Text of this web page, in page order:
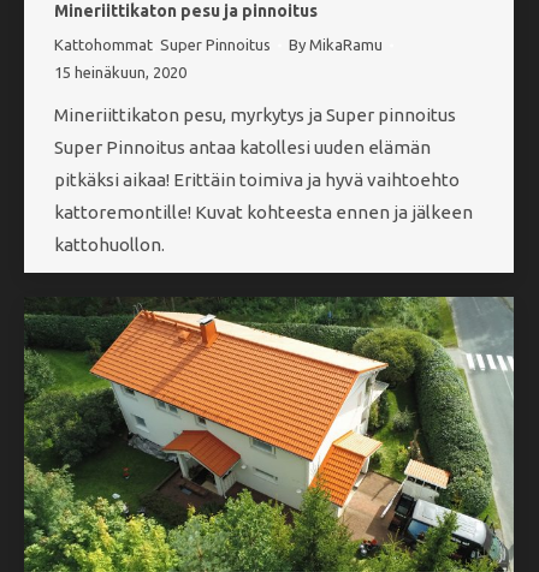
Mineriittikaton pesu ja pinnoitus
Kattohommat Super Pinnoitus By MikaRamu
15 heinäkuun, 2020
Mineriittikaton pesu, myrkytys ja Super pinnoitus
Super Pinnoitus antaa katollesi uuden elämän
pitkäksi aikaa! Erittäin toimiva ja hyvä vaihtoehto
kattoremontille! Kuvat kohteesta ennen ja jälkeen
kattohuollon.